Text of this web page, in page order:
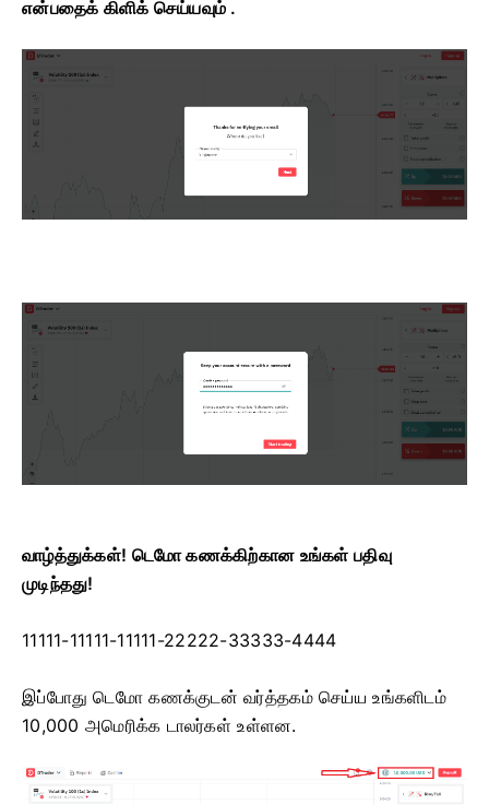
என்பதைக் கிளிக் செய்யவும் .
வாழ்த்துக்கள்! டெமோ கணக்கிற்கான உங்கள் பதிவு
முடிந்தது!
11111-11111-11111-22222-33333-4444
இப்போது டெமோ கணக்குடன் வர்த்தகம் செய்ய உங்களிடம்
10,000 அமெரிக்க டாலர்கள் உள்ளன.